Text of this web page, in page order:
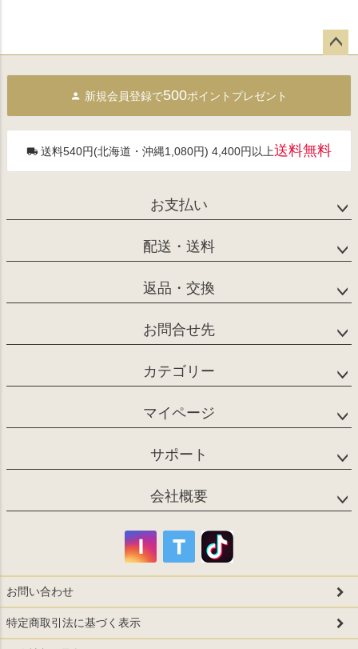
へ
新規会員登録で500ポイントプレゼント
送料540円(北海道・沖縄1,080円) 4,400円以上送料無料
お支払い
配送・送料
返品・交換
お問合せ先
カテゴリー
マイページ
サポート
会社概要
お問い合わせ
特定商取引法に基づく表示